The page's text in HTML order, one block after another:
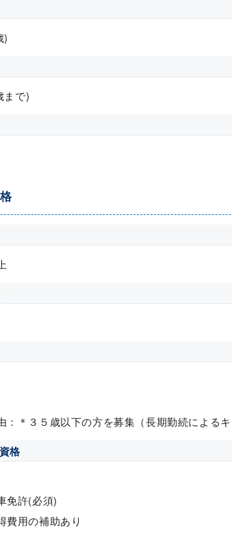
)
まで)
：＊３５歳以下の方を募集（長期勤続によるキ
格
免許(必須)
費用の補助あり